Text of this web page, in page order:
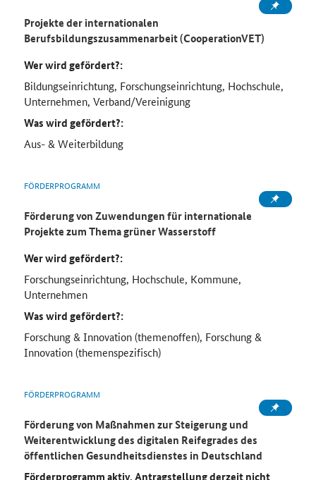
Projekte der internationalen
Berufsbildungszusammenarbeit (CooperationVET)
Wer wird gefördert?:
Bildungseinrichtung, Forschungseinrichtung, Hochschule,
Unternehmen, Verband/Vereinigung
Was wird gefördert?:
Aus- & Weiterbildung
FÖRDERPROGRAMM
Förderung von Zuwendungen für internationale
Projekte zum Thema grüner Wasserstoff
Wer wird gefördert?:
Forschungseinrichtung, Hochschule, Kommune,
Unternehmen
Was wird gefördert?:
Forschung & Innovation (themenoffen), Forschung &
Innovation (themenspezifisch)
FÖRDERPROGRAMM
Förderung von Maßnahmen zur Steigerung und
Weiterentwicklung des digitalen Reifegrades des
öffentlichen Gesundheitsdienstes in Deutschland
Förderprogramm aktiv, Antragstellung derzeit nicht